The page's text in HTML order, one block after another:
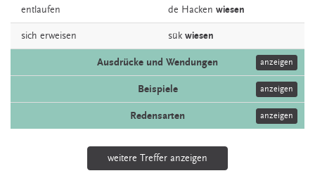
entlaufen de Hacken wiesen
sich erweisen sük wiesen
Ausdrücke und Wendungen anzeigen
Beispiele anzeigen
Redensarten anzeigen
weitere Treffer anzeigen